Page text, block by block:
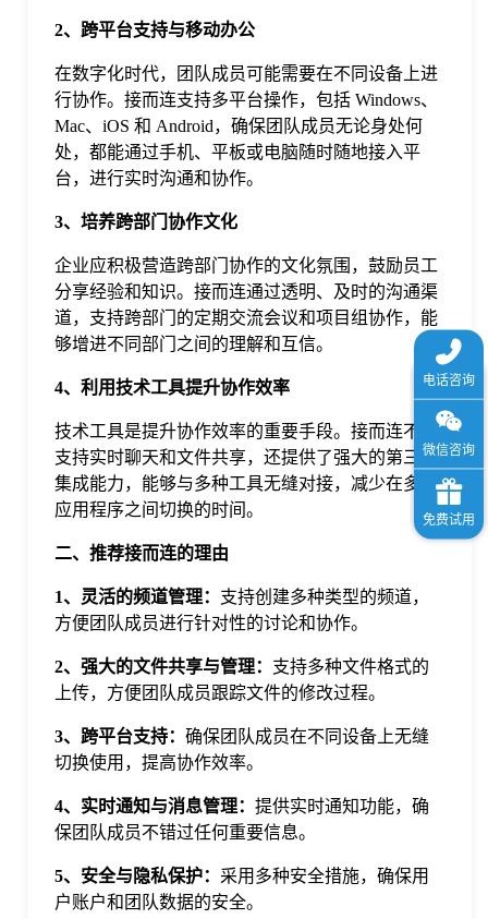
2、跨平台支持与移动办公
在数字化时代，团队成员可能需要在不同设备上进
行协作。接而连支持多平台操作，包括 Windows、
Mac、iOS 和 Android，确保团队成员无论身处何
处，都能通过手机、平板或电脑随时随地接入平
台，进行实时沟通和协作。
3、培养跨部门协作文化
企业应积极营造跨部门协作的文化氛围，鼓励员工
分享经验和知识。接而连通过透明、及时的沟通渠
道，支持跨部门的定期交流会议和项目组协作，能
够增进不同部门之间的理解和互信。
4、利用技术工具提升协作效率
技术工具是提升协作效率的重要手段。接而连不仅
支持实时聊天和文件共享，还提供了强大的第三方
集成能力，能够与多种工具无缝对接，减少在多个
应用程序之间切换的时间。
二、推荐接而连的理由
1、灵活的频道管理： 支持创建多种类型的频道，
方便团队成员进行针对性的讨论和协作。
2、强大的文件共享与管理： 支持多种文件格式的
上传，方便团队成员跟踪文件的修改过程。
3、跨平台支持： 确保团队成员在不同设备上无缝
切换使用，提高协作效率。
4、实时通知与消息管理： 提供实时通知功能，确
保团队成员不错过任何重要信息。
5、安全与隐私保护： 采用多种安全措施，确保用
户账户和团队数据的安全。